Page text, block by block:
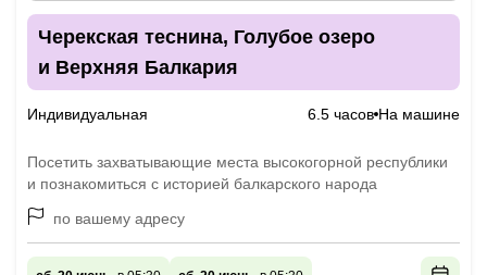
Черекская теснина, Голубое озеро
и Верхняя Балкария
Индивидуальная 6.5 часов На машине
Посетить захватывающие места высокогорной республики
и познакомиться с историей балкарского народа
по вашему адресу